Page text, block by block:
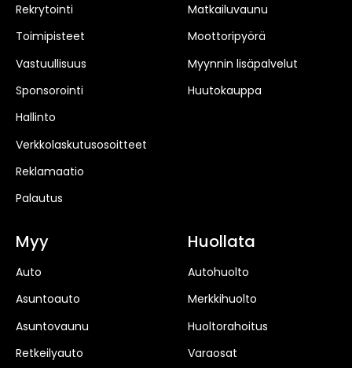
Rekrytointi
Toimipisteet
Vastuullisuus
Sponsorointi
Hallinto
Verkkolaskutusosoitteet
Reklamaatio
Palautus
Matkailuvaunu
Moottoripyörä
Myynnin lisäpalvelut
Huutokauppa
Myy
Auto
Asuntoauto
Asuntovaunu
Retkeilyauto
Huollata
Autohuolto
Merkkihuolto
Huoltorahoitus
Varaosat